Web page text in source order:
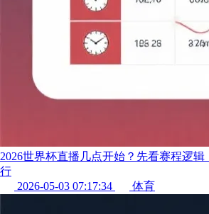
2026世界杯直播几点开始？先看赛程逻
行
2026-05-03 07:17:34
体育